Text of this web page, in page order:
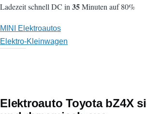
Ladezeit schnell DC in 35Minuten auf 80%
MINI Elektroautos
Elektro-Kleinwagen
Elektroauto Toyota bZ4X